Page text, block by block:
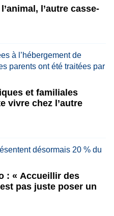
l’autre casse-
et familiales
vivre chez l’autre
: « Accueillir des
pas juste poser un